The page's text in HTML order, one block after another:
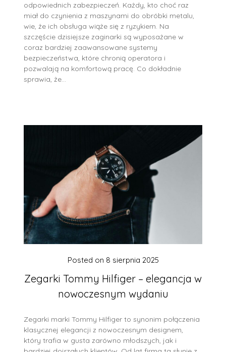
odpowiednich zabezpieczeń. Każdy, kto choć raz
miał do czynienia z maszynami do obróbki metalu,
wie, że ich obsługa wiąże się z ryzykiem. Na
szczęście dzisiejsze zaginarki są wyposażane w
coraz bardziej zaawansowane systemy
bezpieczeństwa, które chronią operatora i
pozwalają na komfortową pracę. Co dokładnie
sprawia, że…
Zegarki Tommy Hilfiger – elegancja w
nowoczesnym wydaniu
Posted on 8 sierpnia 2025
Zegarki marki Tommy Hilfiger to synonim połączenia
klasycznej elegancji z nowoczesnym designem,
który trafia w gusta zarówno młodszych, jak i